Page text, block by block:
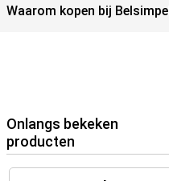
Waarom kopen bij
Onlangs bekeken
producten